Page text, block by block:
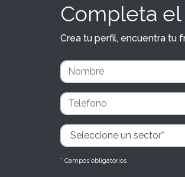
Completa
Crea tu perfil, encuentra tu
* Campos obligatorios